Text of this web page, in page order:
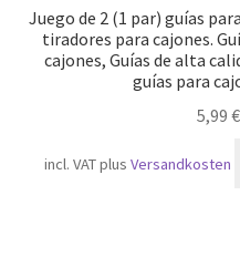
Juego de 2 (1 par) guías
tiradores para cajones.
cajones, Guías de alta
guías para
5,99 €
incl. VATplus Versandkosten